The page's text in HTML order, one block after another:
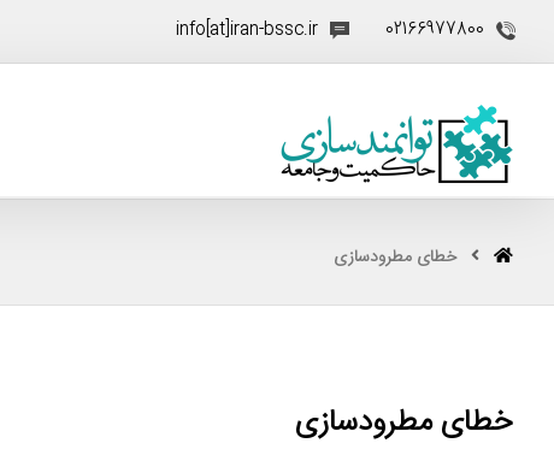
02166977800
info[at]iran-bssc.ir
خطای مطرودسازی
خطای مطرودسازی